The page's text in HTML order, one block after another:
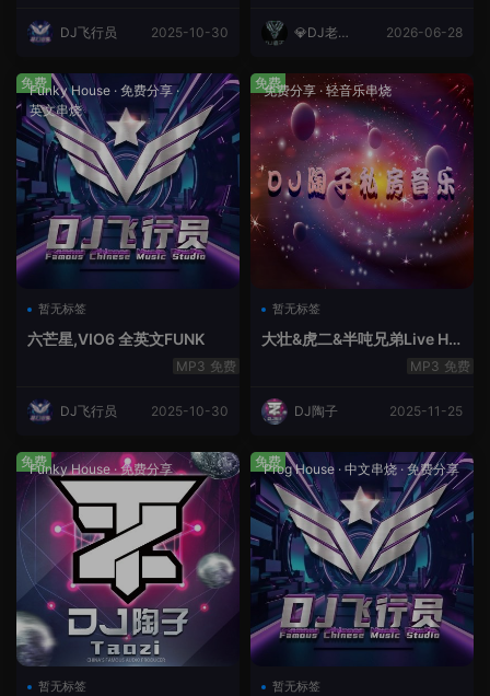
DJ飞行员 2025-10-30
💎DJ老王
2026-06-28
Funky House · 免费分享·
英文串烧
暂无标签
六芒星,VIO6 全英文FUNK
免费
DJ飞行员 2025-10-30
免费 免费分享 ·轻音乐串烧
暂无标签
大壮&虎二&半吨兄弟Live Ho
免费
DJ陶子 2025-11-25
免费
Funky House·免费分享
暂无标签
免费 Prog House · 中文串烧·免费分享
暂无标签
免费